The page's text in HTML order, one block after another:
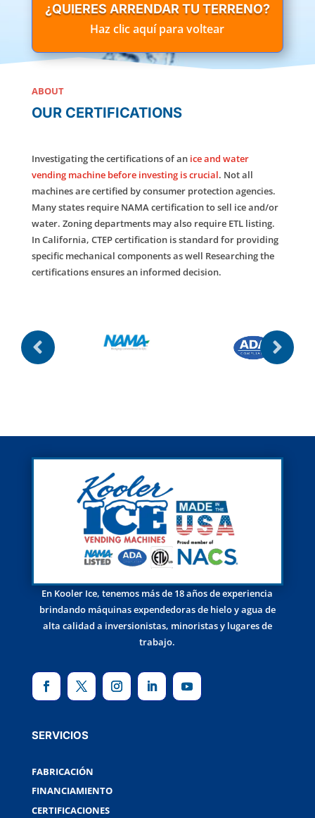
¿QUIERES ARRENDAR TU TERRENO?
Haz clic aquí para voltear
ABOUT
OUR CERTIFICATIONS
Investigating the certifications of an ice and water
vending machine before investing is crucial. Not all
machines are certified by consumer protection agencies.
Many states require NAMA certification to sell ice and/or
water. Zoning departments may also require ETL listing.
In California, CTEP certification is standard for providing
specific mechanical components as well Researching the
certifications ensures an informed decision.
En Kooler Ice, tenemos más de 18 años de experiencia
brindando máquinas expendedoras de hielo y agua de
alta calidad a inversionistas, minoristas y lugares de
trabajo.
SERVICIOS
FABRICACIÓN
FINANCIAMIENTO
CERTIFICACIONES